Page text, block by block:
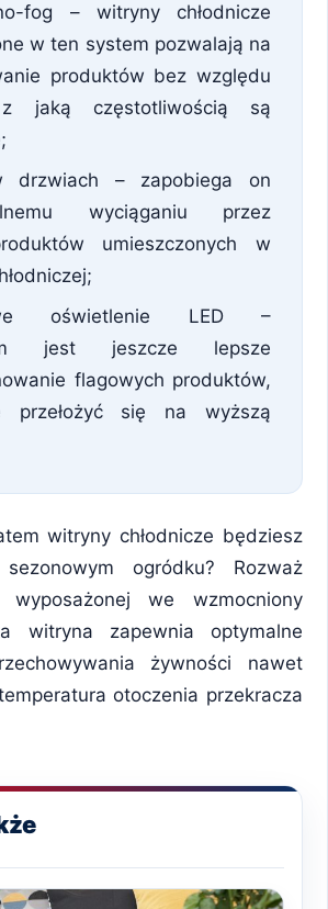
fog – witryny chłodnicze
w ten system pozwalają na
produktów bez względu
jaką częstotliwością są
drzwiach – zapobiega on
wyciąganiu przez
umieszczonych w
oświetlenie LED –
jest jeszcze lepsze
flagowych produktów,
przełożyć się na wyższą
witryny chłodnicze będziesz
ogródku? Rozważ
we wzmocniony
witryna zapewnia optymalne
żywności nawet
otoczenia przekracza